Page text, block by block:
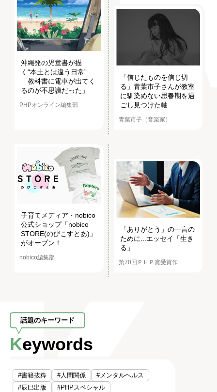
沖縄発の児童書が描
く“本土とは違う日常”
「教科書に電車が出てく
るのが不思議だった」
PHPオンライン編集部
「信じたものを信じ切
る」青葉市子さんが教室
に馴染めない思春期を過
ごし見つけた軸
青葉市子（音楽家）
子育てメディア・nobico
公式ショップ「nobico
STORE(のびこすとあ)」
がオープン！
nobico編集部
「ありがとう」の一言の
ために...エッセイ「生き
る」
第70回ＰＨＰ賞受賞作
話題のキーワード
Keywords
#書籍抜粋 #人間関係
#メンタルヘルス
#辰巳出版
#PHPスペシャル